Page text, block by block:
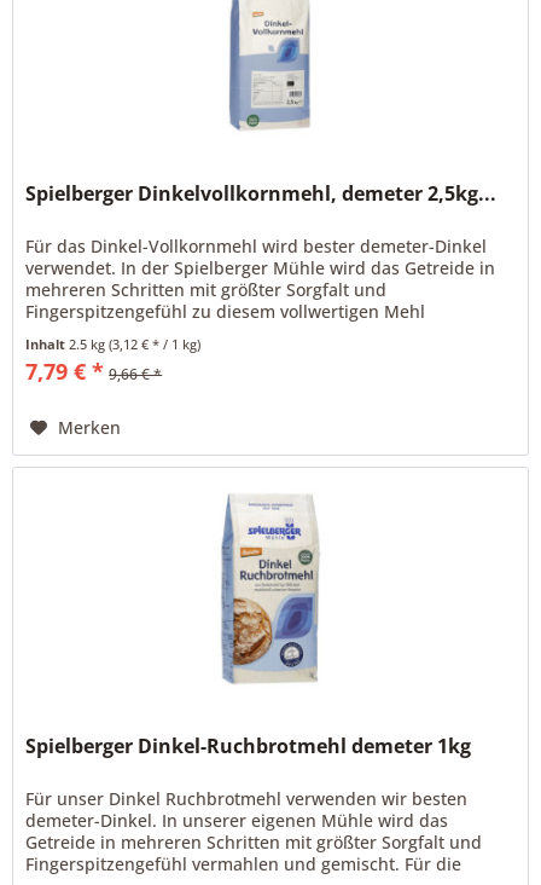
Spielberger Dinkelvollkornmehl, demeter 2,5kg...
Für das Dinkel-Vollkornmehl wird bester demeter-Dinkel
verwendet. In der Spielberger Mühle wird das Getreide in
mehreren Schritten mit größter Sorgfalt und
Fingerspitzengefühl zu diesem vollwertigen Mehl
Inhalt2.5 kg(3,12 € * / 1 kg)
7,79 € * 9,66 € *
Merken
Spielberger Dinkel-Ruchbrotmehl demeter 1kg
Für unser Dinkel Ruchbrotmehl verwenden wir besten
demeter-Dinkel. In unserer eigenen Mühle wird das
Getreide in mehreren Schritten mit größter Sorgfalt und
Fingerspitzengefühl vermahlen und gemischt. Für die